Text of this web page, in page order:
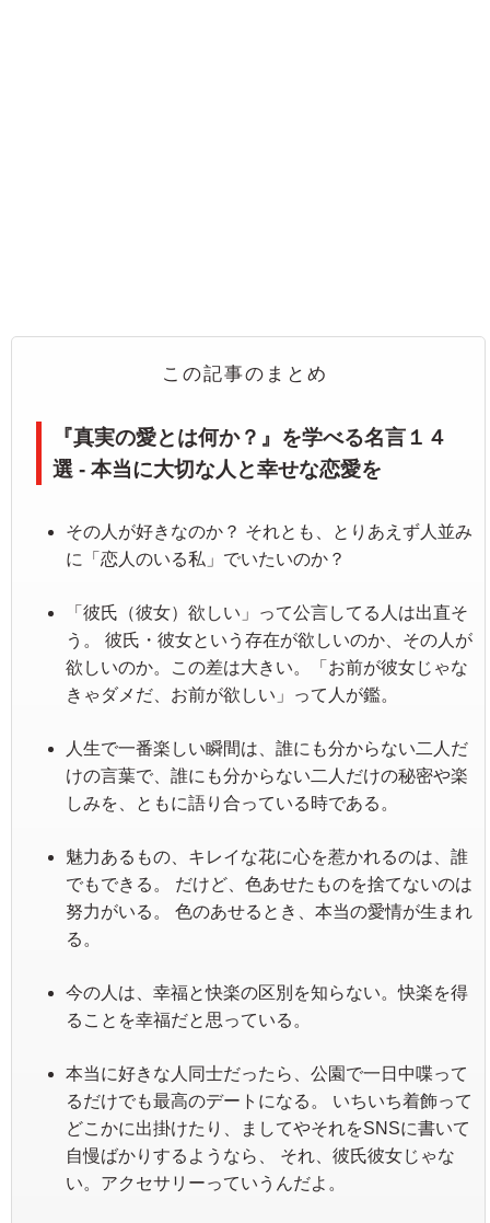
この記事のまとめ
『真実の愛とは何か？』を学べる名言１４
選 - 本当に大切な人と幸せな恋愛を
その人が好きなのか？ それとも、とりあえず人並み
に「恋人のいる私」でいたいのか？
「彼氏（彼女）欲しい」って公言してる人は出直そ
う。 彼氏・彼女という存在が欲しいのか、その人が
欲しいのか。この差は大きい。「お前が彼女じゃな
きゃダメだ、お前が欲しい」って人が鑑。
人生で一番楽しい瞬間は、誰にも分からない二人だ
けの言葉で、誰にも分からない二人だけの秘密や楽
しみを、ともに語り合っている時である。
魅力あるもの、キレイな花に心を惹かれるのは、誰
でもできる。 だけど、色あせたものを捨てないのは
努力がいる。 色のあせるとき、本当の愛情が生まれ
る。
今の人は、幸福と快楽の区別を知らない。快楽を得
ることを幸福だと思っている。
本当に好きな人同士だったら、公園で一日中喋って
るだけでも最高のデートになる。 いちいち着飾って
どこかに出掛けたり、ましてやそれをSNSに書いて
自慢ばかりするようなら、 それ、彼氏彼女じゃな
い。アクセサリーっていうんだよ。